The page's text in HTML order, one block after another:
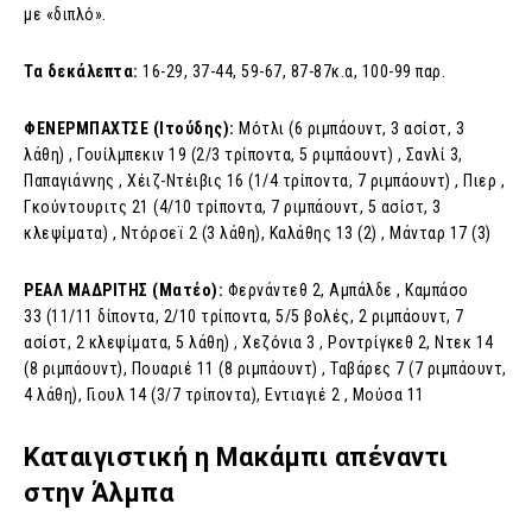
με «διπλό».
Τα δεκάλεπτα: 16-29, 37-44, 59-67, 87-87κ.α, 100-99 παρ.
ΦΕΝΕΡΜΠΑΧΤΣΕ (Ιτούδης): Μότλι (6 ριμπάουντ, 3 ασίστ, 3
λάθη) , Γουίλμπεκιν 19 (2/3 τρίποντα, 5 ριμπάουντ) , Σανλί 3,
Παπαγιάννης , Χέιζ-Ντέιβις 16 (1/4 τρίποντα, 7 ριμπάουντ) , Πιερ ,
Γκούντουριτς 21 (4/10 τρίποντα, 7 ριμπάουντ, 5 ασίστ, 3
κλεψίματα) , Ντόρσεϊ 2 (3 λάθη), Καλάθης 13 (2) , Μάνταρ 17 (3)
ΡΕΑΛ ΜΑΔΡΙΤΗΣ (Ματέο): Φερνάντεθ 2, Αμπάλδε , Καμπάσο
33 (11/11 δίποντα, 2/10 τρίποντα, 5/5 βολές, 2 ριμπάουντ, 7
ασίστ, 2 κλεψίματα, 5 λάθη) , Χεζόνια 3 , Ροντρίγκεθ 2, Ντεκ 14
(8 ριμπάουντ), Πουαριέ 11 (8 ριμπάουντ) , Ταβάρες 7 (7 ριμπάουντ,
4 λάθη), Γιουλ 14 (3/7 τρίποντα), Εντιαγιέ 2 , Μούσα 11
Καταιγιστική η Μακάμπι απέναντι
στην Άλμπα